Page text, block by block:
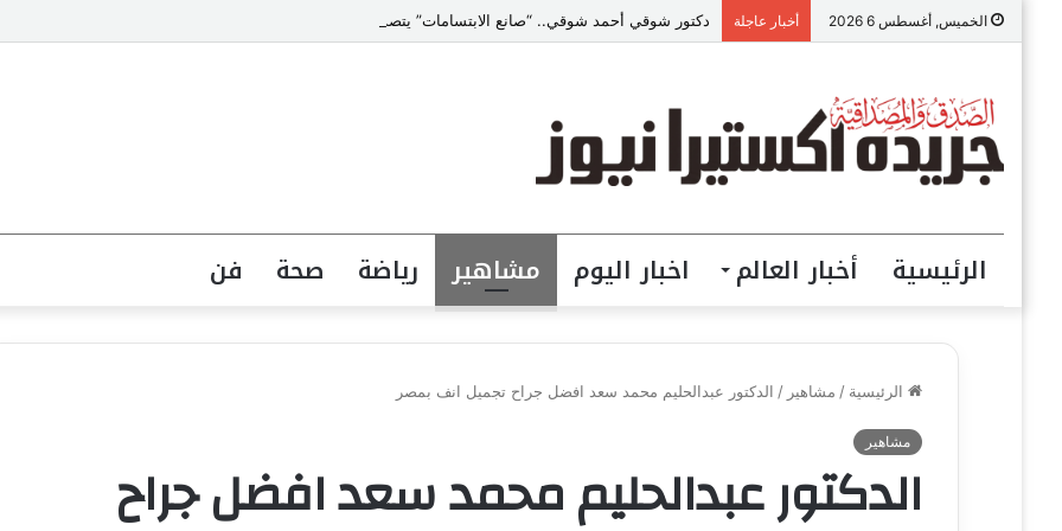
الخميس, أغسطس 6 2026 أخبار عاجلة دكتور شوقي أحمد شوقي.. “صانع الابتسامات” يتصدر قائمة أشهر أطباء تجميل الأسنان في مصر
الرئيسية أخبار العالم اخبار اليوم مشاهير رياضة صحة فن
الرئيسية / مشاهير / الدكتور عبدالحليم محمد سعد افضل جراح تجميل انف بمصر
مشاهير
الدكتور عبدالحليم محمد سعد افضل جراح